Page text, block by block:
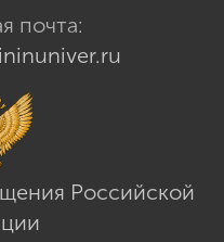
почта:
Российской